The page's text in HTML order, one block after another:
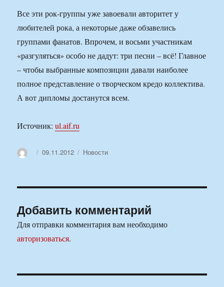
Все эти рок-группы уже завоевали авторитет у
любителей рока, а некоторые даже обзавелись
группами фанатов. Впрочем, и восьми участникам
«разгуляться» особо не дадут: три песни – всё! Главное
– чтобы выбранные композиции давали наиболее
полное представление о творческом кредо коллектива.
А вот дипломы достанутся всем.
Источник:ul.aif.ru
АвторОпубликовано
09.11.2012 Рубрики
Новости
Добавить комментарий
Для отправки комментария вам необходимо
авторизоваться.